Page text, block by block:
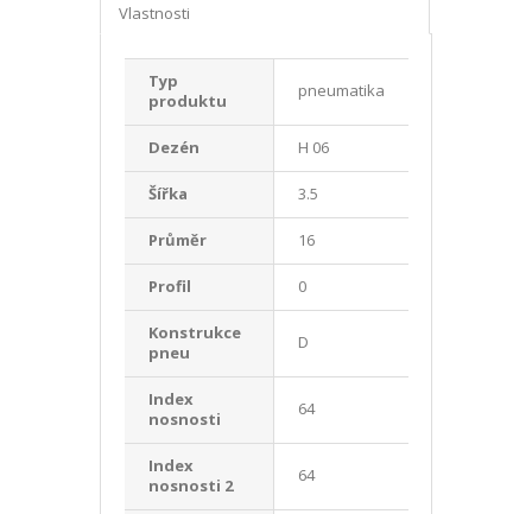
Vlastnosti
Typ
produktu
pneumatika
Dezén H 06
Šířka 3.5
Průměr 16
Profil 0
Konstrukce
pneu
D
Index
nosnosti
64
Index
nosnosti 2
64